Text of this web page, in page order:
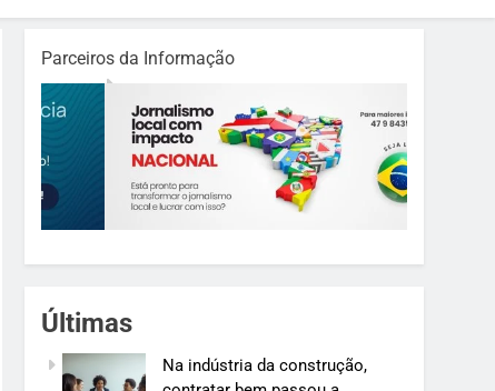
Parceiros da Informação
Últimas
Na indústria da construção,